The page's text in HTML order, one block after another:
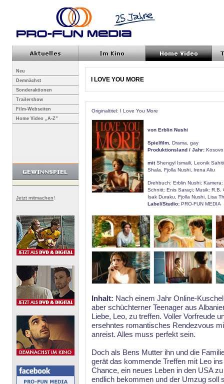
Neu
Demnächst
Sonderaktionen
Trailershow
Film-Webseiten
Home Video „A-Z”
Jetzt mitmachen!
I LOVE YOU MORE
Originaltitel: I Love You More
von Erblin Nushi
Spielfilm , Drama, gay
Produktionsland / Jahr:
mitShengyl Ismaili, Leonik
Shala, Fjolla Nushi, Irena Aliu
Drehbuch: Erblin Nushi;
Schnitt: Enis Saraçi; Musik: R.B.
Isak Duraku, Fjolla Nushi, Lisa
Label/Studio: PRO-FUN MEDIA
Inhalt: Nach einem Jahr Online-
aber schüchterner Teenager aus
Liebe, Leo, zu treffen. Voller Vorfreude
ersehntes romantisches Rendezvous
anreist. Alles muss perfekt sein.
Doch als Bens Mutter ihn und die
gerät das kommende Treffen mit Leo
Chance, ein neues Leben in den USA
endlich bekommen und der Umzug soll